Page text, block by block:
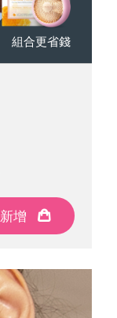
組合更省錢
新增
組合更省錢
新增
組合更省錢
新增
組合更省錢
新增